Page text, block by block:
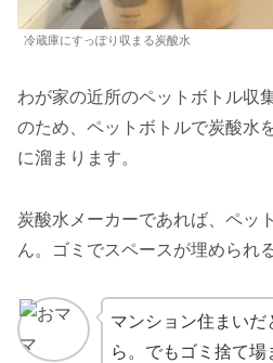
冷蔵庫にすっぽり収まる炭酸水
わが家の近所のペットボトル収
のため、ペットボトルで炭酸水
に溜まります。
炭酸水メーカーであれば、ペッ
ん。ゴミでスペースが埋められ
マンション住まいだ
ら。でもゴミ捨て